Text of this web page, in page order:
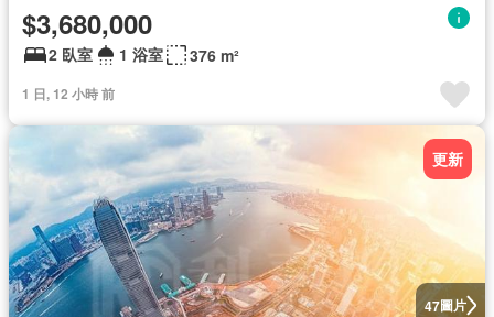
$3,680,000
2 臥室 1 浴室 376 m²
1 日, 12 小時 前
47圖片
更新